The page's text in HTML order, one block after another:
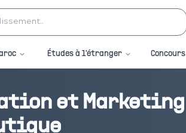
Études à l'étranger Concours
et Marketing